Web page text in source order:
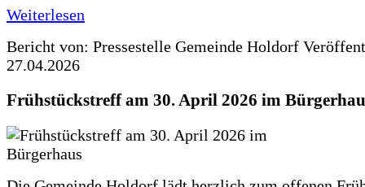
Weiterlesen
Bericht von: Pressestelle Gemeinde Holdorf
27.04.2026
Frühstückstreff am 30. April 2026 im